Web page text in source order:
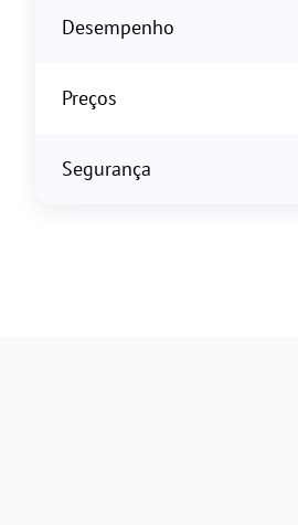
Desempenho
Preços
Segurança